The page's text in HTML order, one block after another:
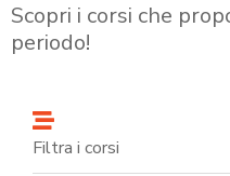
Scopri i corsi che
periodo!
Filtra i corsi